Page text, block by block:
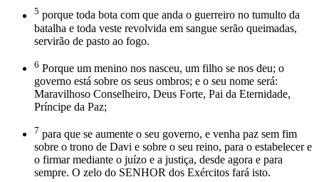
5 porque toda bota com que anda o guerreiro no tumulto da
batalha e toda veste revolvida em sangue serão queimadas,
servirão de pasto ao fogo.
6 Porque um menino nos nasceu, um filho se nos deu; o
governo está sobre os seus ombros; e o seu nome será:
Maravilhoso Conselheiro, Deus Forte, Pai da Eternidade,
Príncipe da Paz;
7 para que se aumente o seu governo, e venha paz sem fim
sobre o trono de Davi e sobre o seu reino, para o estabelecer e
o firmar mediante o juízo e a justiça, desde agora e para
sempre. O zelo do SENHOR dos Exércitos fará isto.